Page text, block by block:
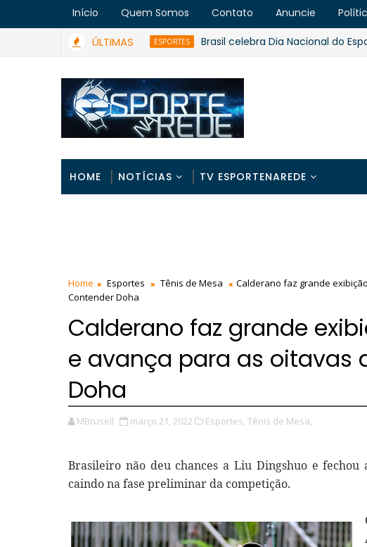
Início Quem Somos Contato Anuncie
ÚLTIMAS
ESPORTES Brasil celebra Dia Nacional do Esporte e
HOME NOTÍCIAS TV ESPORTENAREDE
Home Esportes Tênis de Mesa
Calderano faz grande
Contender Doha
Calderano faz grande
e avança para as oitavas
Doha
MBrusell março 21, 2022 Esportes, Tênis de Mesa,
Brasileiro não deu chances a Liu Dingshuo e
caindo na fase preliminar da competição.